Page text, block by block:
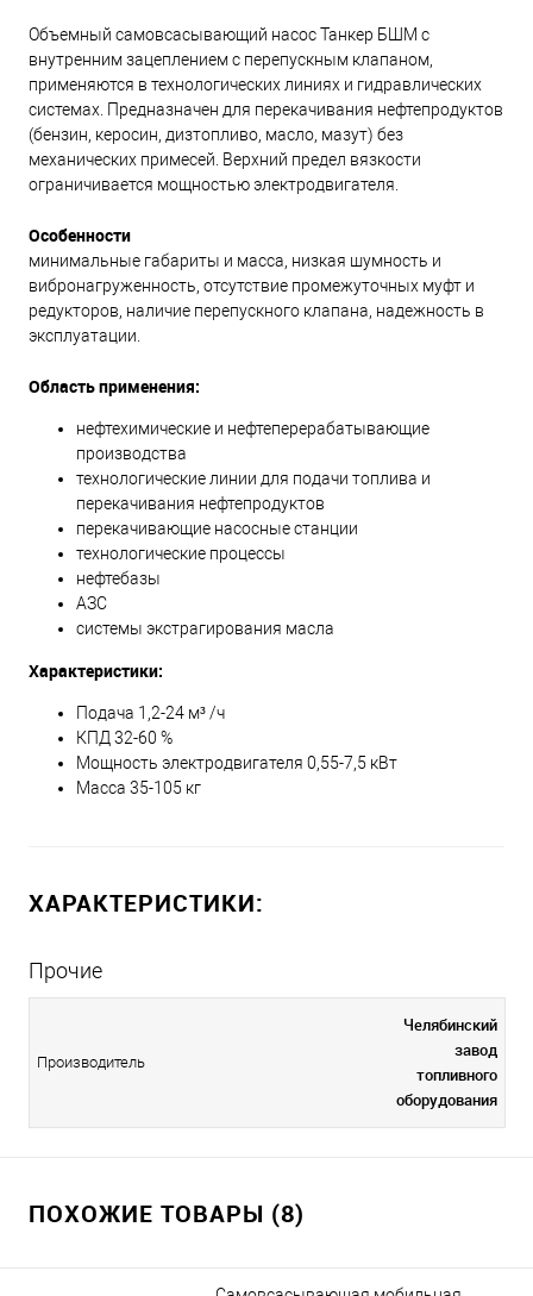
Объемный самовсасывающий насос Танкер БШМ с
внутренним зацеплением с перепускным клапаном,
применяются в технологических линиях и гидравлических
системах. Предназначен для перекачивания нефтепродуктов
(бензин, керосин, дизтопливо, масло, мазут) без
механических примесей. Верхний предел вязкости
ограничивается мощностью электродвигателя.
Особенности
минимальные габариты и масса, низкая шумность и
вибронагруженность, отсутствие промежуточных муфт и
редукторов, наличие перепускного клапана, надежность в
эксплуатации.
Область применения:
нефтехимические и нефтеперерабатывающие
производства
технологические линии для подачи топлива и
перекачивания нефтепродуктов
перекачивающие насосные станции
технологические процессы
нефтебазы
АЗС
системы экстрагирования масла
Характеристики:
Подача 1,2-24 м³ /ч
КПД 32-60 %
Мощность электродвигателя 0,55-7,5 кВт
Масса 35-105 кг
ХАРАКТЕРИСТИКИ:
Прочие
Производитель
Челябинский
завод
топливного
оборудования
ПОХОЖИЕ ТОВАРЫ (8)